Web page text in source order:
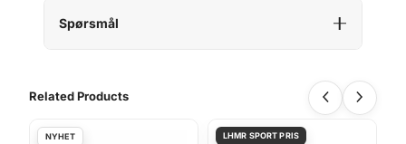
Spørsmål
Related Products